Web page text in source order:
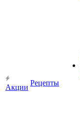
Акции
Рецепты